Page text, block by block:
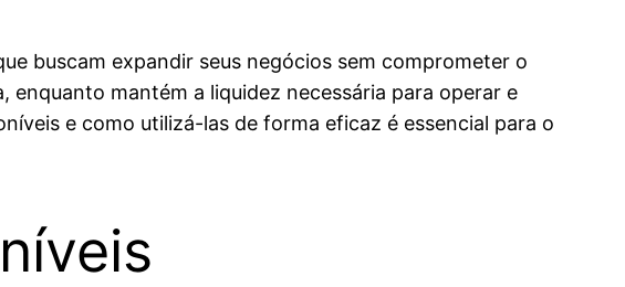
buscam expandir seus negócios sem comprometer o
mantém a liquidez necessária para operar e
e como utilizá-las de forma eficaz é essencial para o